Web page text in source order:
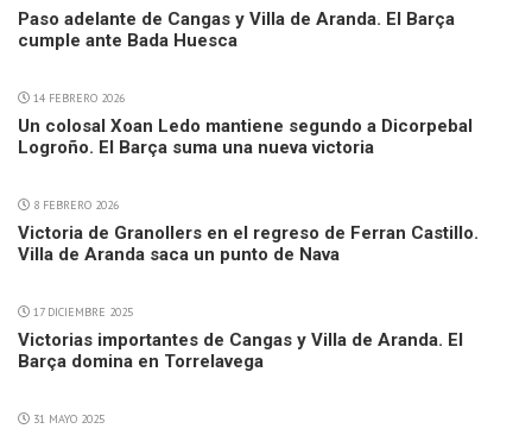
Paso adelante de Cangas y Villa de Aranda. El Barça
cumple ante Bada Huesca
14 FEBRERO 2026
Un colosal Xoan Ledo mantiene segundo a Dicorpebal
Logroño. El Barça suma una nueva victoria
8 FEBRERO 2026
Victoria de Granollers en el regreso de Ferran Castillo.
Villa de Aranda saca un punto de Nava
17 DICIEMBRE 2025
Victorias importantes de Cangas y Villa de Aranda. El
Barça domina en Torrelavega
31 MAYO 2025